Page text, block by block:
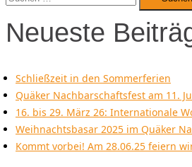
Neueste
Schließzeit in den Sommerferien
Quäker Nachbarschaftsfest am 11.
16. bis 29. März 26: Internationale
Weihnachtsbasar 2025 im Quäker
Kommt vorbei! Am 28.06.25 feiern